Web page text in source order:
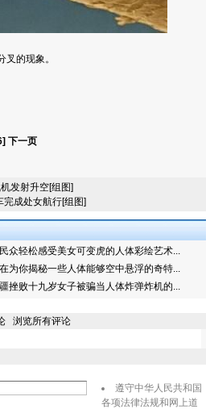
叉的现象。
下一页
发射升空[组图]
成处女航行[组图]
众轻松感受美女可变虎的人体彩绘艺术...
为你揭秘一些人体能够空中悬浮的奇特...
挫败十九岁女子被骗当人体炸弹炸机的...
浏览所有评论
遵守中华人民共和国
各项法律法规和网上道